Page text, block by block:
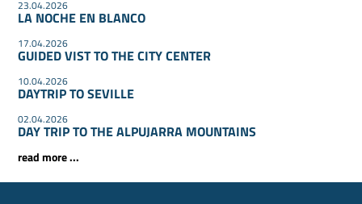
23.04.2026
LA NOCHE EN BLANCO
17.04.2026
GUIDED VIST TO THE CITY CENTER
10.04.2026
DAYTRIP TO SEVILLE
02.04.2026
DAY TRIP TO THE ALPUJARRA MOUNTAINS
read more ...